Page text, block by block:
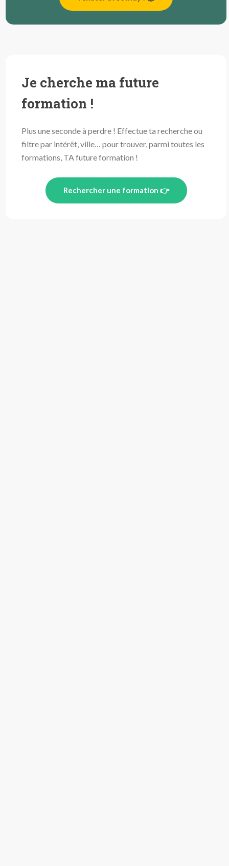
Je cherche ma future
formation !
Plus une seconde à perdre ! Effectue ta recherche ou
filtre par intérêt, ville… pour trouver, parmi toutes les
formations, TA future formation !
Rechercher une formation 👉